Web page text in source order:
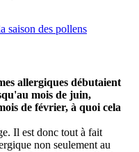
saison des pollens
allergiques débutaient
mois de juin,
de février, à quoi cela
Il est donc tout à fait
non seulement au